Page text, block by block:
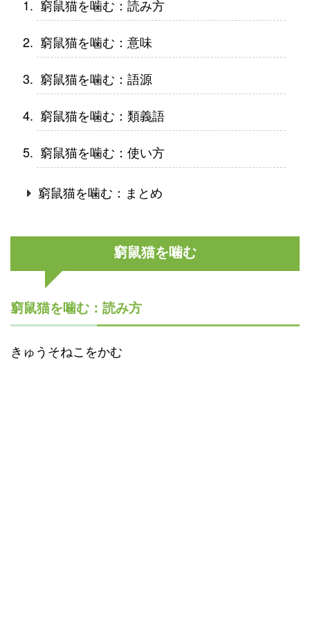
窮鼠猫を噛む：読み方
窮鼠猫を噛む：意味
窮鼠猫を噛む：語源
窮鼠猫を噛む：類義語
窮鼠猫を噛む：使い方
窮鼠猫を噛む：まとめ
窮鼠猫を噛む
窮鼠猫を噛む：読み方
きゅうそねこをかむ